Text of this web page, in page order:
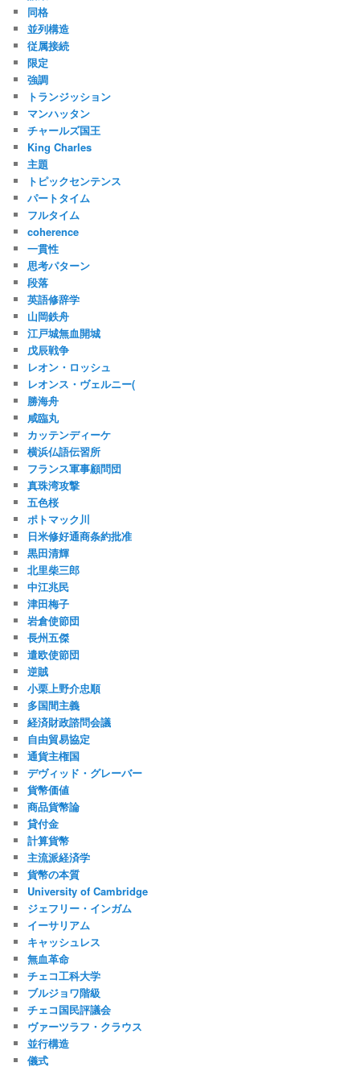
同格
並列構造
従属接続
限定
強調
トランジッション
マンハッタン
チャールズ国王
King Charles
主題
トピックセンテンス
パートタイム
フルタイム
coherence
一貫性
思考パターン
段落
英語修辞学
山岡鉄舟
江戸城無血開城
戊辰戦争
レオン・ロッシュ
レオンス・ヴェルニー(
勝海舟
咸臨丸
カッテンディーケ
横浜仏語伝習所
フランス軍事顧問団
真珠湾攻撃
五色桜
ポトマック川
日米修好通商条約批准
黒田清輝
北里柴三郎
中江兆民
津田梅子
岩倉使節団
長州五傑
遣欧使節団
逆賊
小栗上野介忠順
多国間主義
経済財政諮問会議
自由貿易協定
通貨主権国
デヴィッド・グレーバー
貨幣価値
商品貨幣論
貸付金
計算貨幣
主流派経済学
貨幣の本質
University of Cambridge
ジェフリー・インガム
イーサリアム
キャッシュレス
無血革命
チェコ工科大学
ブルジョワ階級
チェコ国民評議会
ヴァーツラフ・クラウス
並行構造
儀式